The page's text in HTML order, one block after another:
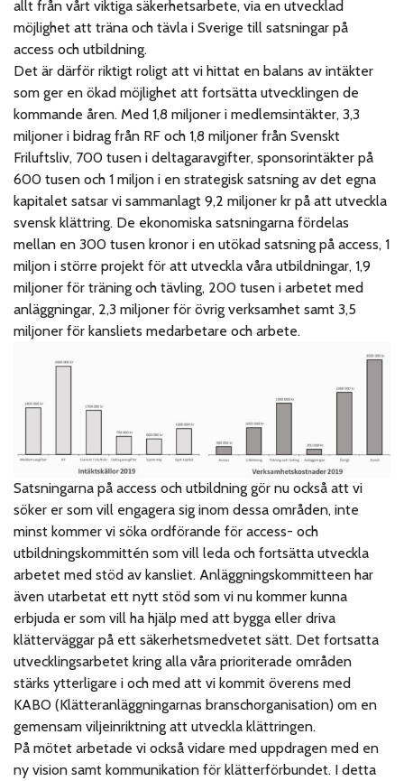
allt från vårt viktiga säkerhetsarbete, via en utvecklad
möjlighet att träna och tävla i Sverige till satsningar på
access och utbildning.
Det är därför riktigt roligt att vi hittat en balans av intäkter
som ger en ökad möjlighet att fortsätta utvecklingen de
kommande åren. Med 1,8 miljoner i medlemsintäkter, 3,3
miljoner i bidrag från RF och 1,8 miljoner från Svenskt
Friluftsliv, 700 tusen i deltagaravgifter, sponsorintäkter på
600 tusen och 1 miljon i en strategisk satsning av det egna
kapitalet satsar vi sammanlagt 9,2 miljoner kr på att utveckla
svensk klättring. De ekonomiska satsningarna fördelas
mellan en 300 tusen kronor i en utökad satsning på access, 1
miljon i större projekt för att utveckla våra utbildningar, 1,9
miljoner för träning och tävling, 200 tusen i arbetet med
anläggningar, 2,3 miljoner för övrig verksamhet samt 3,5
miljoner för kansliets medarbetare och arbete.
Satsningarna på access och utbildning gör nu också att vi
söker er som vill engagera sig inom dessa områden, inte
minst kommer vi söka ordförande för access- och
utbildningskommittén som vill leda och fortsätta utveckla
arbetet med stöd av kansliet. Anläggningskommitteen har
även utarbetat ett nytt stöd som vi nu kommer kunna
erbjuda er som vill ha hjälp med att bygga eller driva
klätterväggar på ett säkerhetsmedvetet sätt. Det fortsatta
utvecklingsarbetet kring alla våra prioriterade områden
stärks ytterligare i och med att vi kommit överens med
KABO (Klätteranläggningarnas branschorganisation) om en
gemensam viljeinriktning att utveckla klättringen.
På mötet arbetade vi också vidare med uppdragen med en
ny vision samt kommunikation för klätterförbundet. I detta